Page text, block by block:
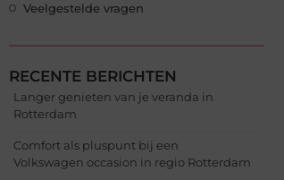
Veelgestelde vragen
RECENTE BERICHTEN
Langer genieten van je veranda in
Rotterdam
Comfort als pluspunt bij een
Volkswagen occasion in regio Rotterdam